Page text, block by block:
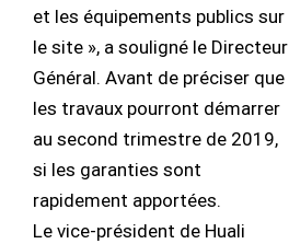
et les équipements publics sur
le site », a souligné le Directeur
Général. Avant de préciser que
les travaux pourront démarrer
au second trimestre de 2019,
si les garanties sont
rapidement apportées.
Le vice-président de Huali